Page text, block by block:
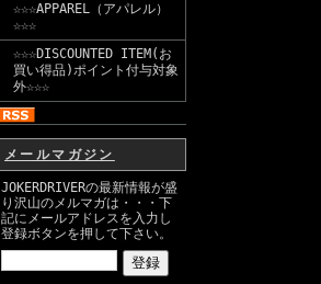
☆☆☆APPAREL（アパレル）
☆☆☆
☆☆☆DISCOUNTED ITEM(お
買い得品)ポイント付与対象
外☆☆☆
メールマガジン
JOKERDRIVERの最新情報が盛
り沢山のメルマガは・・・下
記にメールアドレスを入力し
登録ボタンを押して下さい。